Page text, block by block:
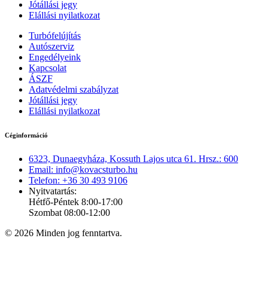
Jótállási jegy
Elállási nyilatkozat
Turbófelújítás
Autószerviz
Engedélyeink
Kapcsolat
ÁSZF
Adatvédelmi szabályzat
Jótállási jegy
Elállási nyilatkozat
Céginformáció
6323, Dunaegyháza, Kossuth Lajos utca 61. Hrsz.: 600
Email: info@kovacsturbo.hu
Telefon: +36 30 493 9106
Nyitvatartás:
Hétfő-Péntek 8:00-17:00
Szombat 08:00-12:00
© 2026 Minden jog fenntartva.